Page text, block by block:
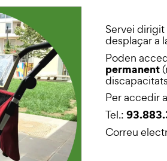
Servei
desplaçar a
Poden
permanent
Per accedir
Tel.:
Correu